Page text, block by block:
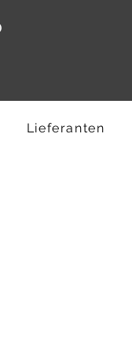
Lieferanten